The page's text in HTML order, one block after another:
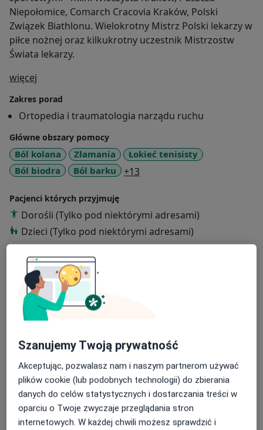
Niepołomice, Comarch Cracovia Kraków, Polski
Związek Biathlonu. Wielokrotny Mistrz Polski lekarzy w
piłce nożnej oraz kilkukrotny uczestnik Mistrzostw
Świata lekarzy.
więcej
Zakres porad
Ortopedia i traumatologia narządu ruchu
Główne obszary pomocy
Ból kolana Złamania
Łokieć tenisisty
Ból biodra
Ból barku +13
Pacjenci których przyjmuję
Dorośli (Tylko pod niektórymi adresami)
Dzieci (Tylko pod niektórymi adresami)
Rodzaje konsultacji
StacjonarneZobacz lokalizacje (4)
Zdjęcia i filmy
Zobacz galerię (2)
Szanujemy Twoją prywatność
Akceptując, pozwalasz nam i naszym partnerom używać
plików cookie (lub podobnych technologii) do zbierania
danych do celów statystycznych i dostarczania treści w
oparciu o Twoje zwyczaje przeglądania stron
internetowych. W każdej chwili możesz sprawdzić i